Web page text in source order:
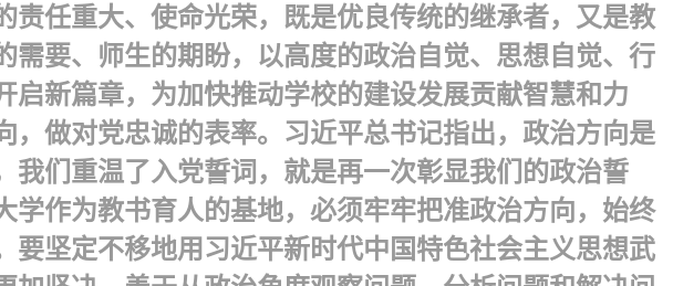
任重大、使命光荣，既是优良传统的继承者，又是教
要、师生的期盼，以高度的政治自觉、思想自觉、行
新篇章，为加快推动学校的建设发展贡献智慧和力
做对党忠诚的表率。习近平总书记指出，政治方向是
们重温了入党誓词，就是再一次彰显我们的政治誓
作为教书育人的基地，必须牢牢把准政治方向，始终
坚定不移地用习近平新时代中国特色社会主义思想武